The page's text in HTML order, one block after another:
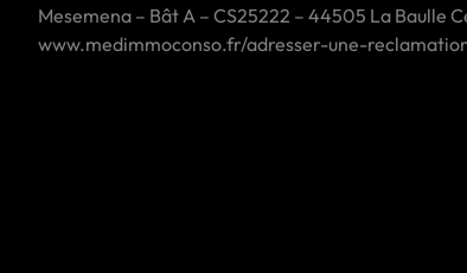
Mesemena – Bât A – CS25222 – 44505 La Baulle
www.medimmoconso.fr/adresser-une-